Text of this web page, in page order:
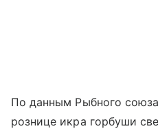
По данным Рыбного
рознице икра горбуши